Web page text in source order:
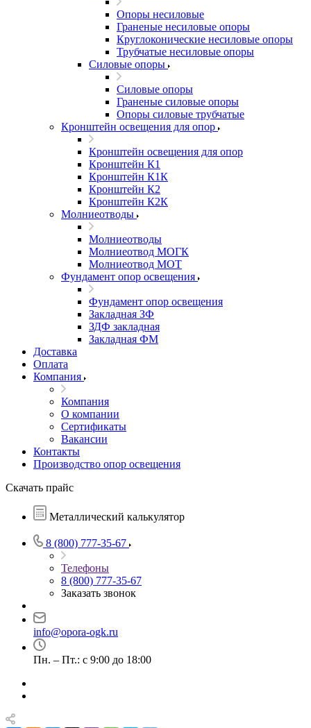
Опоры несиловые
Граненые несиловые опоры
Круглоконические несиловые опоры
Трубчатые несиловые опоры
Силовые опоры
Силовые опоры
Граненые силовые опоры
Опоры силовые трубчатые
Кронштейн освещения для опор
Кронштейн освещения для опор
Кронштейн К1
Кронштейн К1К
Кронштейн К2
Кронштейн К2К
Молниеотводы
Молниеотводы
Молниеотвод МОГК
Молниеотвод МОТ
Фундамент опор освещения
Фундамент опор освещения
Закладная ЗФ
ЗДФ закладная
Закладная ФМ
Доставка
Оплата
Компания
Компания
О компании
Сертификаты
Вакансии
Контакты
Производство опор освещения
Скачать прайс
Металлический калькулятор
8 (800) 777-35-67
Телефоны
8 (800) 777-35-67
Заказать звонок
info@opora-ogk.ru
Пн. – Пт.: с 9:00 до 18:00